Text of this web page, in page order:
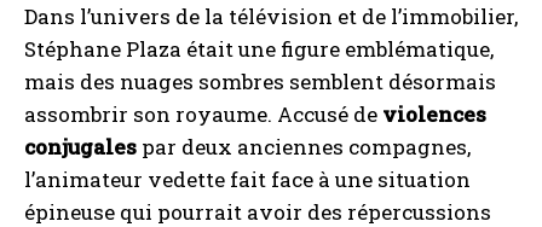
Dans l’univers de la télévision et de l’immobilier,
Stéphane Plaza était une figure emblématique,
mais des nuages sombres semblent désormais
assombrir son royaume. Accusé de violences
conjugales par deux anciennes compagnes,
l’animateur vedette fait face à une situation
épineuse qui pourrait avoir des répercussions